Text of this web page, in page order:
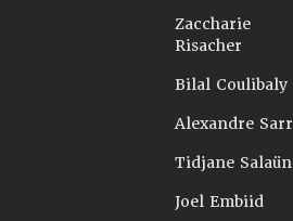
Zaccharie
Risacher
Bilal Coulibaly
Alexandre Sarr
Tidjane Salaün
Joel Embiid